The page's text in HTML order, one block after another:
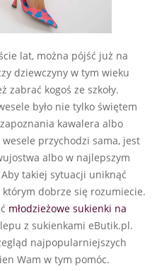
lat, można pójść już na
dziewczyny w tym wieku
zabrać kogoś ze szkoły.
było nie tylko świętem
kawalera albo
przychodzi sama, jest
albo w najlepszym
takiej sytuacji uniknąć
dobrze się rozumiecie.
młodzieżowe sukienki na
z sukienkami eButik.pl.
najpopularniejszych
Wam w tym pomóc.